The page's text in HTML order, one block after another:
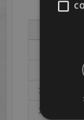
10
17